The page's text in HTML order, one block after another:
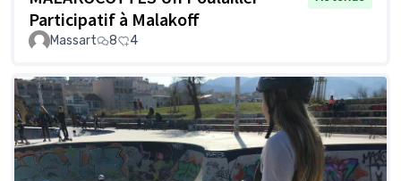
Participatif à Malakoff
Massart 8 4